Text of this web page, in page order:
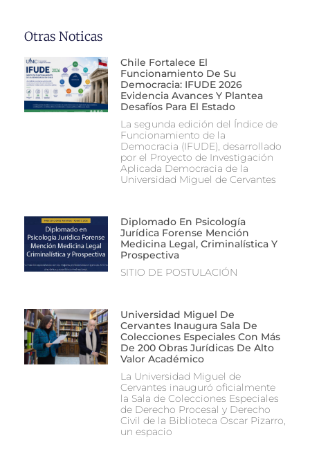
Otras Noticas
Chile Fortalece El
Funcionamiento De Su
Democracia: IFUDE 2026
Evidencia Avances Y Plantea
Desafíos Para El Estado
La segunda edición del Índice de
Funcionamiento de la
Democracia (IFUDE), desarrollado
por el Proyecto de Investigación
Aplicada Democracia de la
Universidad Miguel de Cervantes
Diplomado En Psicología
Jurídica Forense Mención
Medicina Legal, Criminalística Y
Prospectiva
SITIO DE POSTULACIÓN
Universidad Miguel De
Cervantes Inaugura Sala De
Colecciones Especiales Con Más
De 200 Obras Jurídicas De Alto
Valor Académico
La Universidad Miguel de
Cervantes inauguró oficialmente
la Sala de Colecciones Especiales
de Derecho Procesal y Derecho
Civil de la Biblioteca Oscar Pizarro,
un espacio